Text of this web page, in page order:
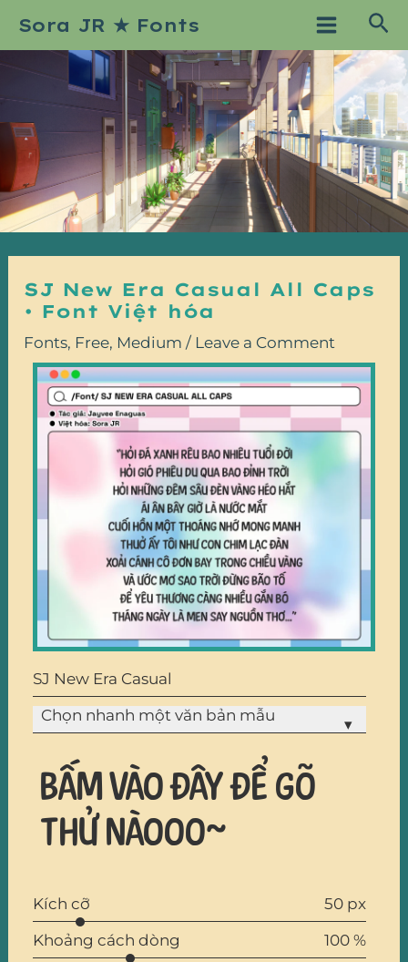
content
Sora JR ★ Fonts
Main
Menu
SJ New Era Casual All Caps
• Font Việt hóa
Fonts, Free, Medium / Leave a Comment
SJ New Era Casual
Chọn nhanh một văn bản mẫu
▾
Bấm vào đây để gõ
thử nàooo~
Kích cỡ
50 px
Khoảng cách dòng
100 %
navigation